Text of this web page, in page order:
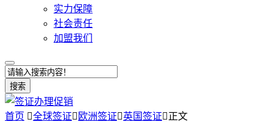
实力保障
社会责任
加盟我们
搜索
首页 全球签证 欧洲签证英国签证正文